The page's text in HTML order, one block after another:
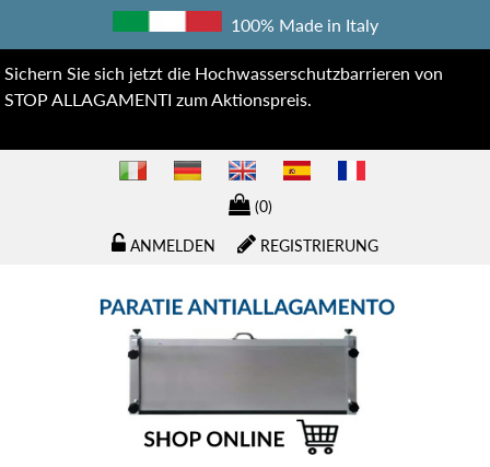
100% Made in Italy
Sichern Sie sich jetzt die Hochwasserschutzbarrieren von
STOP ALLAGAMENTI zum Aktionspreis.
(0)
REGISTRIERUNG
ANMELDEN